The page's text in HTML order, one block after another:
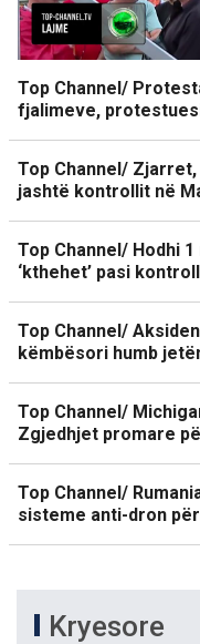
Top Channel/
fjalimeve,
Top Channel/
jashtë kontrollit në
Top Channel/ Hodhi
‘kthehet’ pasi
Top Channel/
këmbësori humb
Top Channel/
Zgjedhjet promare
Top Channel/
sisteme anti-dron
Kryesore